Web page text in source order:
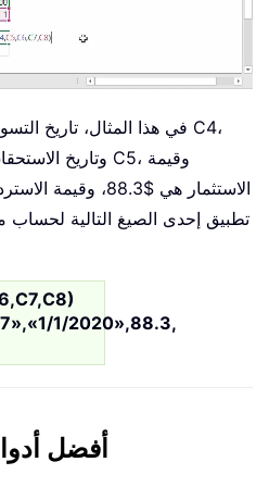
تطبيق إحدى الصيغ التالية
1/2020»,88.3,
أفضل